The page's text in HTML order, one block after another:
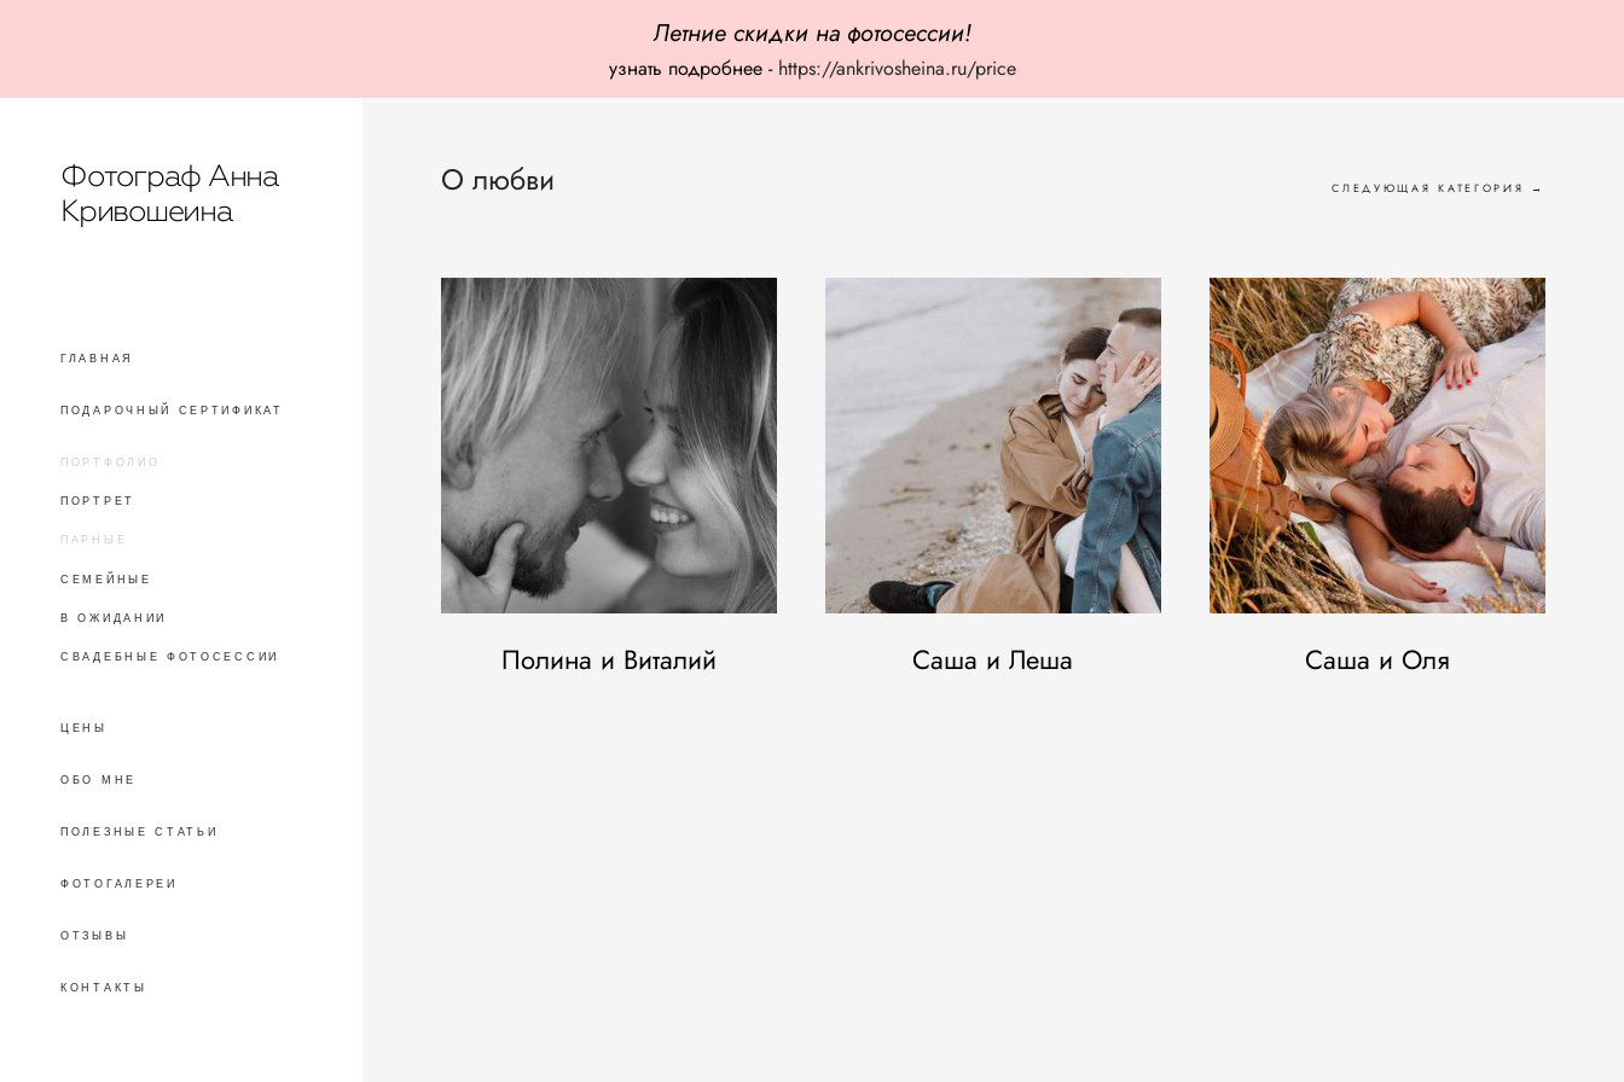
Летние скидки на фотосессии!
узнать подробнее - https://ankrivosheina.ru/price
Фотограф Анна
Кривошеина
ГЛАВНАЯ
ПОДАРОЧНЫЙ СЕРТИФИКАТ
ПОРТФОЛИО
ПОРТРЕТ
ПАРНЫЕ
СЕМЕЙНЫЕ
В ОЖИДАНИИ
СВАДЕБНЫЕ ФОТОСЕССИИ
ЦЕНЫ
ОБО МНЕ
ПОЛЕЗНЫЕ СТАТЬИ
ФОТОГАЛЕРЕИ
ОТЗЫВЫ
КОНТАКТЫ
О любви СЛЕДУЮЩАЯ КАТЕГОРИЯ →
Полина и Виталий Саша и Леша Саша и Оля